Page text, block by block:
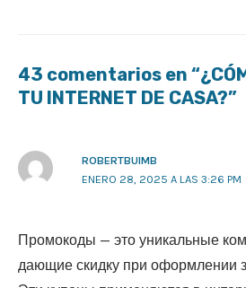
43 comentarios en
TU INTERNET DE CASA?”
ROBERTBUIMB
ENERO 28, 2025 A LAS 3:26 PM
Промокоды — это уникальные
дающие скидку при оформлении